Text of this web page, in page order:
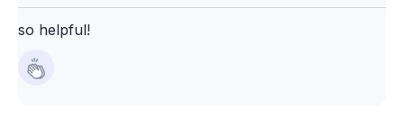
so helpful!